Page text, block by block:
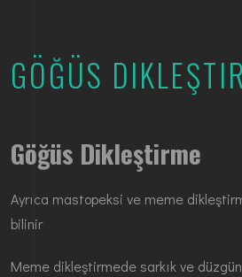
GÖĞÜS
Göğüs Dikleştirme
Ayrıca mastopeksi ve meme
bilinir
Meme dikleştirmede sarkık ve